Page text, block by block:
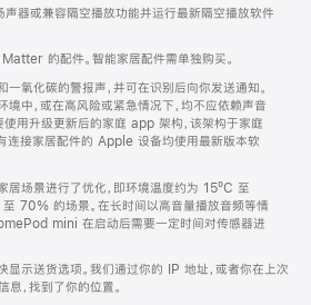
器或兼容隔空播放功能并运行最新隔空播放软件
的配件。智能家居配件需单独购买。
氧化碳的警报声，并可在识别后向你发送通知。
中，或在高风险或紧急情况下，均不应依赖声音
使用升级更新后的家庭 app 架构，该架构于家庭
连接家居配件的 Apple 设备均使用最新版本软
居场景进行了优化，即环境温度约为 15ºC 至
70% 的场景。在长时间以高音量播放音频等情
mini 在启动后需要一定时间对传感器进
显示送货选项。我们通过你的 IP 地址，或者你在上次
，找到了你的位置。